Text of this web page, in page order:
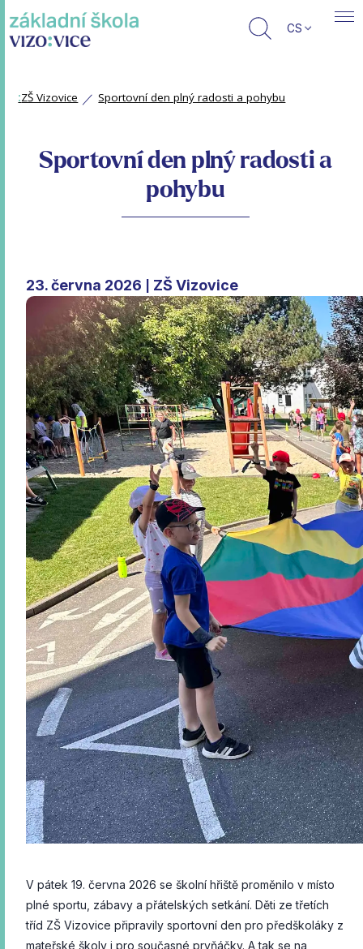
CS
:ZŠ Vizovice Sportovní den plný radosti a pohybu
Sportovní den plný radosti a
pohybu
23. června 2026 ZŠ Vizovice
V pátek 19. června 2026 se školní hřiště proměnilo v místo
plné sportu, zábavy a přátelských setkání. Děti ze třetích
tříd ZŠ Vizovice připravily sportovní den pro předškoláky z
mateřské školy i pro současné prvňáčky. A tak se na